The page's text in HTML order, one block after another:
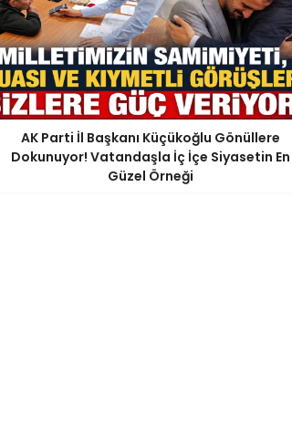
AK Parti İl Başkanı Küçükoğlu Gönüllere
Dokunuyor! Vatandaşla İç İçe Siyasetin En
Güzel Örneği